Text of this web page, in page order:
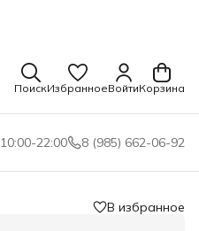
ПоискИзбранноеВойтиКорзина
22:00 8 (985) 662-06-92
В избранное